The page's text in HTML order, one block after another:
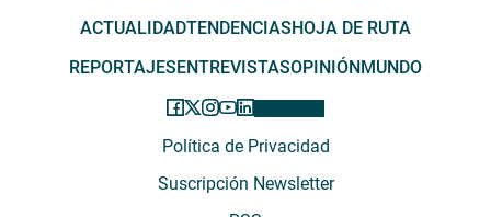
ACTUALIDADTENDENCIASHOJA DE RUTA
REPORTAJESENTREVISTASOPINIÓNMUNDO
Política de Privacidad
Suscripción Newsletter